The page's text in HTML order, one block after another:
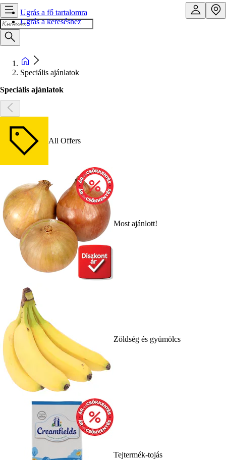
Ugrás a fő tartalomra
Ugrás a kereséshez
Speciális ajánlatok
Speciális ajánlatok
All Offers
Most ajánlott!
Zöldség és gyümölcs
Tejtermék-tojás